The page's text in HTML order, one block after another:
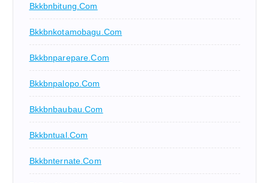
Bkkbnbitung.com
Bkkbnkotamobagu.com
Bkkbnparepare.com
Bkkbnpalopo.com
Bkkbnbaubau.com
Bkkbntual.com
Bkkbnternate.com